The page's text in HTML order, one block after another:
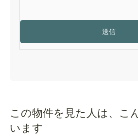
この物件を見た人は、こ
います